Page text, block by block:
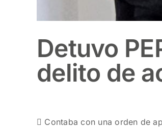
Detuvo
delito de
 Contaba con una orden de